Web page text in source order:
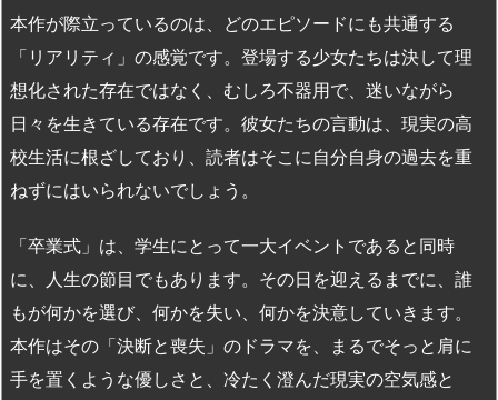
本作が際立っているのは、どのエピソードにも共通する
「リアリティ」の感覚です。登場する少女たちは決して理
想化された存在ではなく、むしろ不器用で、迷いながら
日々を生きている存在です。彼女たちの言動は、現実の高
校生活に根ざしており、読者はそこに自分自身の過去を重
ねずにはいられないでしょう。
「卒業式」は、学生にとって一大イベントであると同時
に、人生の節目でもあります。その日を迎えるまでに、誰
もが何かを選び、何かを失い、何かを決意していきます。
本作はその「決断と喪失」のドラマを、まるでそっと肩に
手を置くような優しさと、冷たく澄んだ現実の空気感と